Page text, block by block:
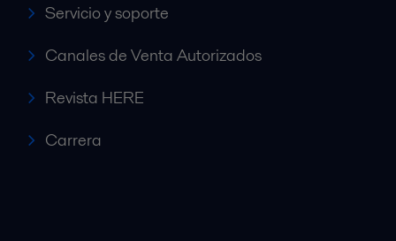
Servicio y soporte
Canales de Venta Autorizados
Revista HERE
Carrera